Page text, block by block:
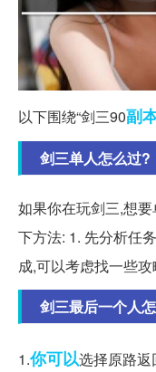
以下围绕“剑三90副
剑三单人怎么过?
如果你在玩剑三,想
下方法: 1. 先分析任
成,可以考虑找一些攻
剑三最后一个人
1.你可以选择原路